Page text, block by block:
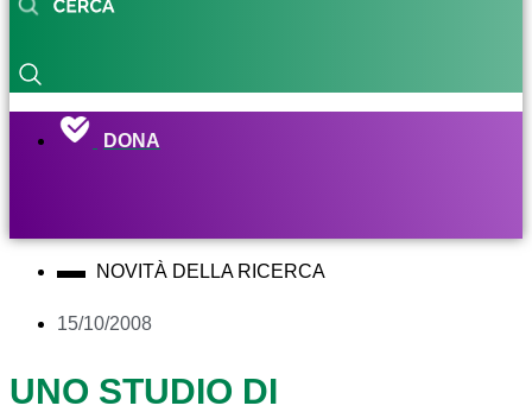
DONA
NOVITÀ DELLA RICERCA
15/10/2008
UNO STUDIO DI